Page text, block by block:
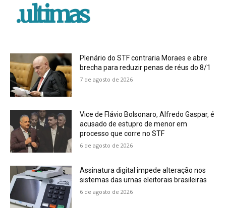
.ultimas
Plenário do STF contraria Moraes e abre
brecha para reduzir penas de réus do 8/1
7 de agosto de 2026
Vice de Flávio Bolsonaro, Alfredo Gaspar, é
acusado de estupro de menor em
processo que corre no STF
6 de agosto de 2026
Assinatura digital impede alteração nos
sistemas das urnas eleitorais brasileiras
6 de agosto de 2026